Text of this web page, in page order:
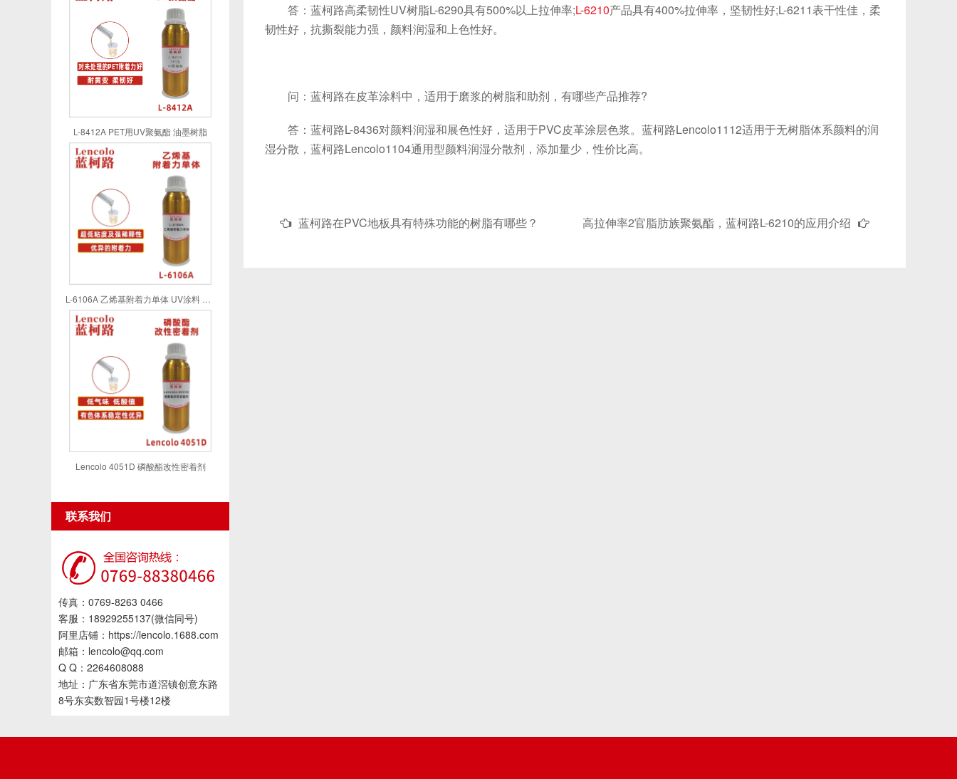
L-8412A PET用UV聚氨酯 油墨树脂
Lencolo 4051D 磷酸酯改性密着剂
联系我们
传真：0769-8263 0466
客服：18929255137(微信同号)
阿里店铺：https://lencolo.1688.com
邮箱：lencolo@qq.com
Q Q：2264608088
地址：广东省东莞市道滘镇创意东路
8号东实数智园1号楼12楼
答：蓝柯路高柔韧性UV树脂L-6290具有500%以上拉伸率;L-6210产品具有400%拉伸率，坚韧性好;L-6211表干性佳，柔
韧性好，抗撕裂能力强，颜料润湿和上色性好。
问：蓝柯路在皮革涂料中，适用于磨浆的树脂和助剂，有哪些产品推荐?
答：蓝柯路L-8436对颜料润湿和展色性好，适用于PVC皮革涂层色浆。蓝柯路Lencolo1112适用于无树脂体系颜料的润
湿分散，蓝柯路Lencolo1104通用型颜料润湿分散剂，添加量少，性价比高。
蓝柯路在PVC地板具有特殊功能的树脂有哪些？ 高拉伸率2官脂肪族聚氨酯，蓝柯路L-6210的应用介绍